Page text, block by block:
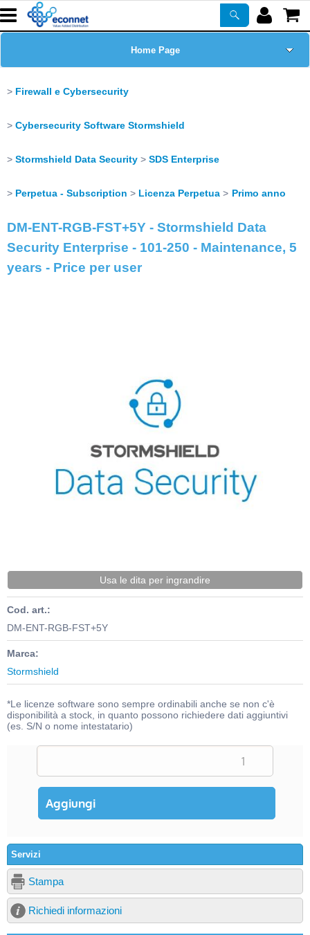
Home Page
Prodotti
Corsi
ASSISTENZA
Certificazioni
Newsletter
Firewall e Cybersecurity
Cybersecurity Software Stormshield
Stormshield Data Security SDS Enterprise
Perpetua - Subscription Licenza Perpetua Primo anno
DM-ENT-RGB-FST+5Y - Stormshield Data
Security Enterprise - 101-250 - Maintenance, 5
years - Price per user
Usa le dita per ingrandire
Cod. art.:
DM-ENT-RGB-FST+5Y
Marca:
Stormshield
*Le licenze software sono sempre ordinabili anche se non c'è
disponibilità a stock, in quanto possono richiedere dati aggiuntivi
(es. S/N o nome intestatario)
Servizi
Stampa
Richiedi informazioni